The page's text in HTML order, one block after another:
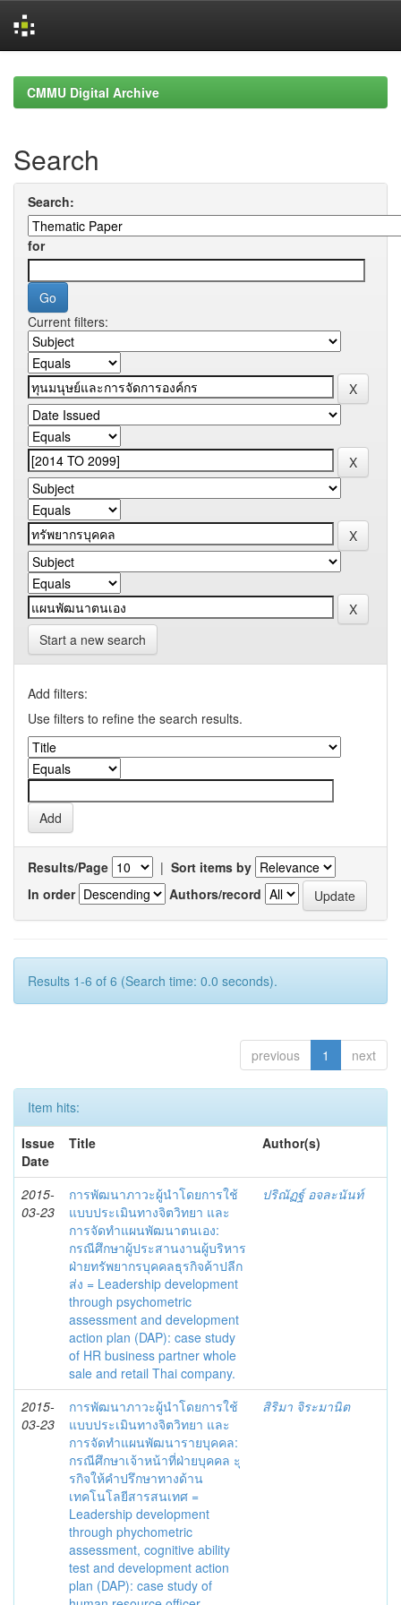
navigationCMMU Digital Archive
Search
Search:
for
Current filters:
Start a new search
Add filters:
Use filters to refine the search results.
Results/Page | Sort items by
In order
Authors/record
Results 1-6 of 6 (Search time: 0.0 seconds).
previous 1 next
Item hits:
Issue
Date
Title Author(s)
2015-
03-23
การพัฒนาภาวะผู้นำโดยการใช้
แบบประเมินทางจิตวิทยา และ
การจัดทำแผนพัฒนาตนเอง:
กรณีศึกษาผู้ประสานงานผู้บริหาร
ฝ่ายทรัพยากรบุคคลธุรกิจค้าปลีก
ส่ง = Leadership development
through psychometric
assessment and development
action plan (DAP): case study
of HR business partner whole
sale and retail Thai company.
ปริณัฏฐ์ อจละนันท์
2015-
03-23
การพัฒนาภาวะผู้นำโดยการใช้
แบบประเมินทางจิตวิทยา และ
การจัดทำแผนพัฒนารายบุคคล:
กรณีศึกษาเจ้าหน้าที่ฝ่ายบุคคล ะุ
รกิจให้คำปรึกษาทางด้าน
เทคโนโลยีสารสนเทศ =
Leadership development
through phychometric
assessment, cognitive ability
test and development action
plan (DAP): case study of
สิริมา จิระมานิต